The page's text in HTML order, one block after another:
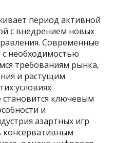
период активной
с внедрением новых
Современные
необходимостью
требованиям рынка,
и растущим
условиях
ключевым
и
азартных игр
консервативным